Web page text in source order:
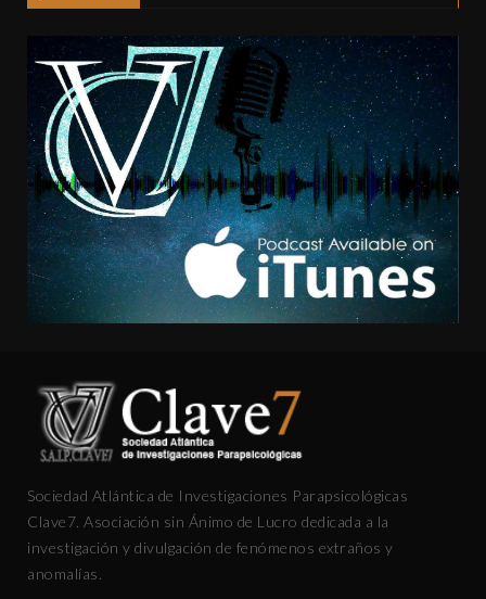
Sociedad Atlántica de Investigaciones Parapsicológicas
Clave7. Asociación sin Ánimo de Lucro dedicada a la
investigación y divulgación de fenómenos extraños y
anomalías.